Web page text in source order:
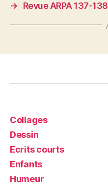
→
Revue ARPA 137-138
Collages
Dessin
Ecrits courts
Enfants
Humeur